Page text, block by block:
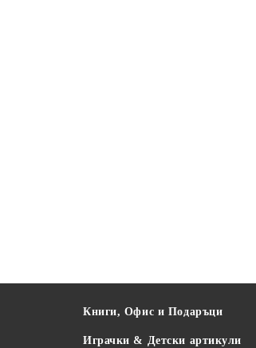
Книги, Офис и Подаръци
Играчки & Детски артикули